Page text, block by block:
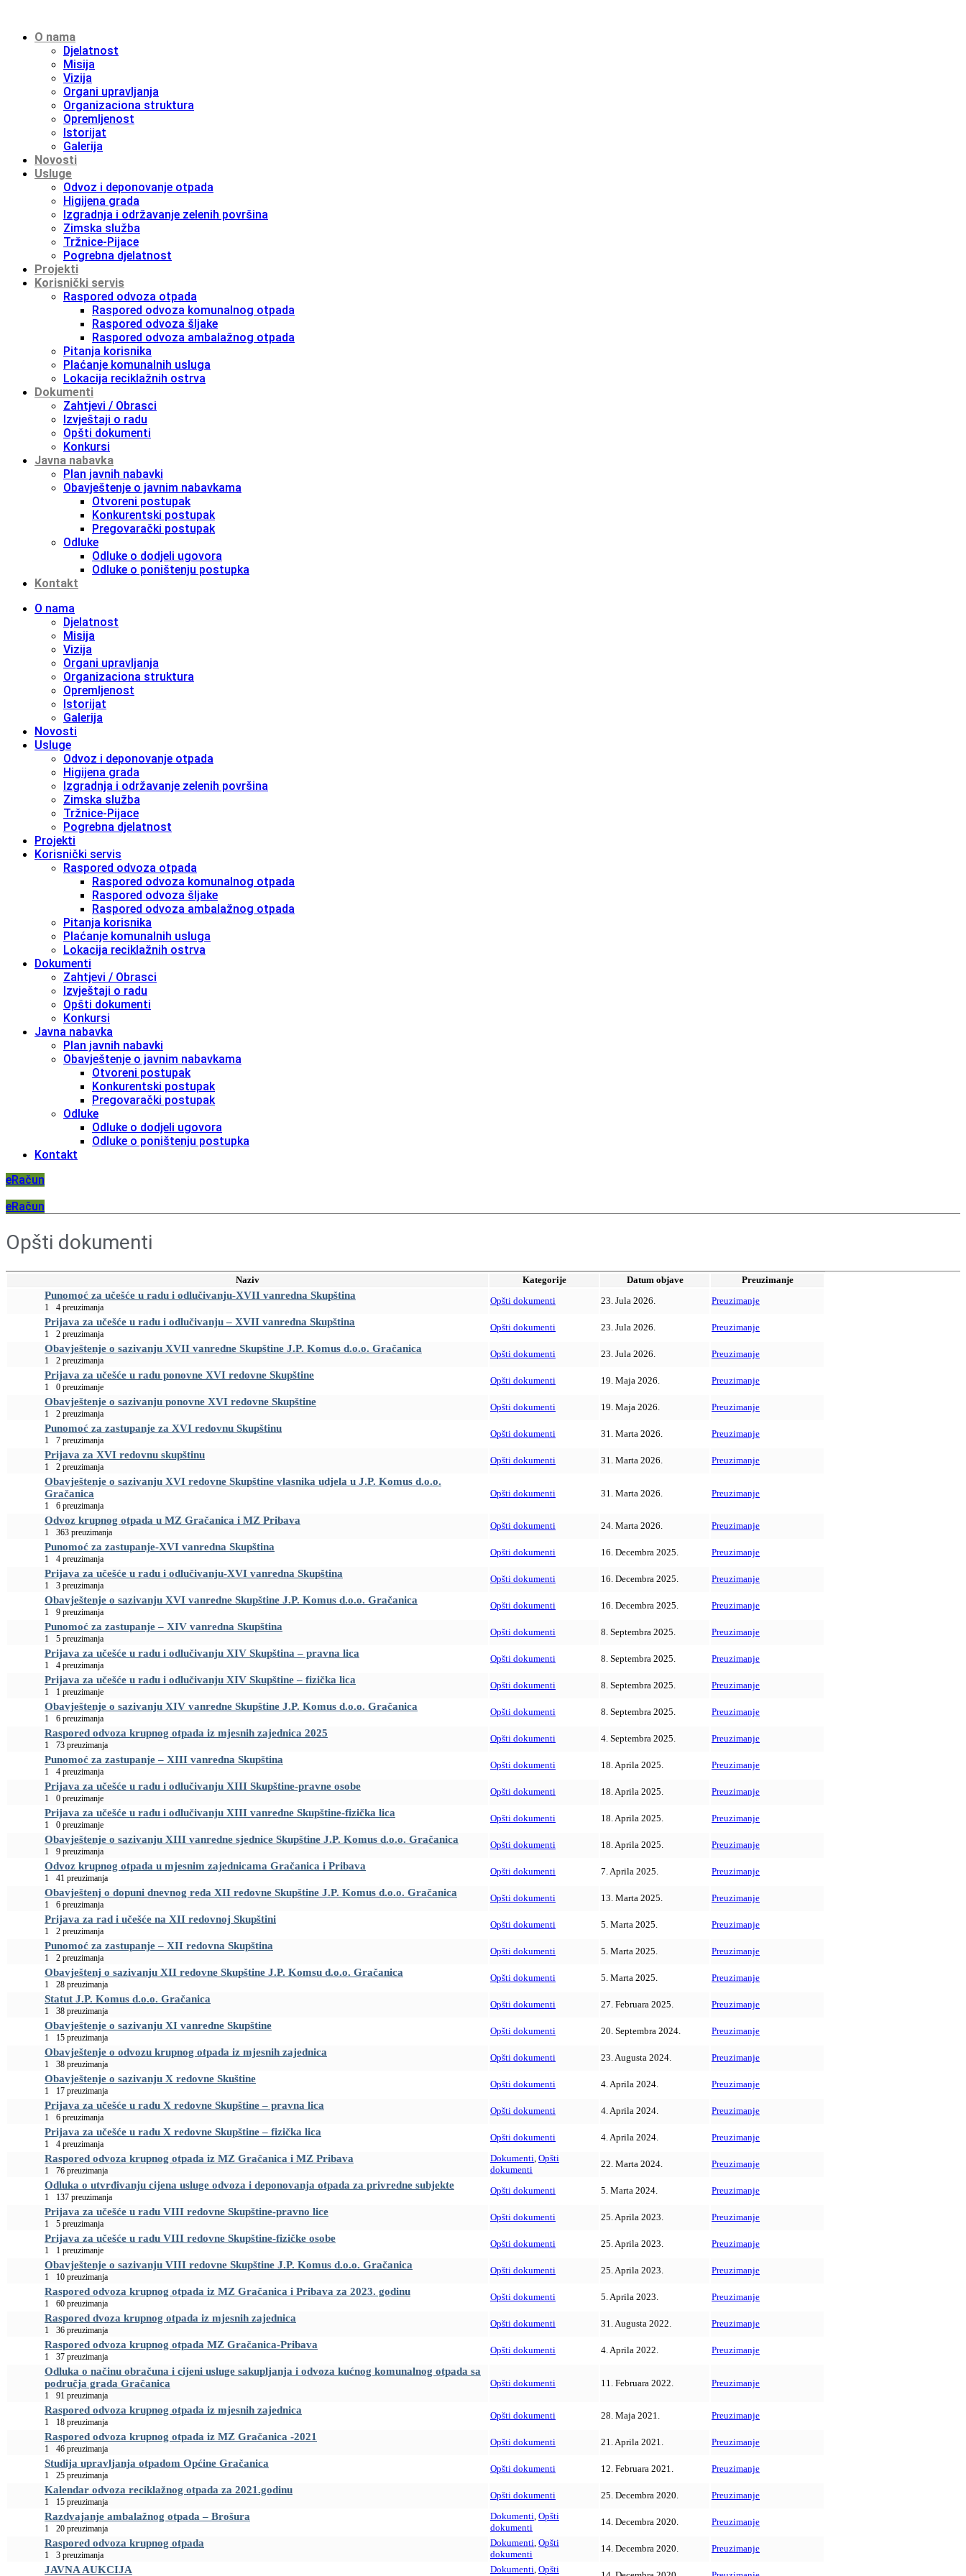
O nama
Djelatnost
Misija
Vizija
Organi upravljanja
Organizaciona struktura
Opremljenost
Istorijat
Galerija
Novosti
Usluge
Odvoz i deponovanje otpada
Higijena grada
Izgradnja i održavanje zelenih površina
Zimska služba
Tržnice-Pijace
Pogrebna djelatnost
Projekti
Korisnički servis
Raspored odvoza otpada
Raspored odvoza komunalnog otpada
Raspored odvoza šljake
Raspored odvoza ambalažnog otpada
Pitanja korisnika
Plaćanje komunalnih usluga
Lokacija reciklažnih ostrva
Dokumenti
Zahtjevi / Obrasci
Izvještaji o radu
Opšti dokumenti
Konkursi
Javna nabavka
Plan javnih nabavki
Obavještenje o javnim nabavkama
Otvoreni postupak
Konkurentski postupak
Pregovarački postupak
Odluke
Odluke o dodjeli ugovora
Odluke o poništenju postupka
Kontakt
O nama
Djelatnost
Misija
Vizija
Organi upravljanja
Organizaciona struktura
Opremljenost
Istorijat
Galerija
Novosti
Usluge
Odvoz i deponovanje otpada
Higijena grada
Izgradnja i održavanje zelenih površina
Zimska služba
Tržnice-Pijace
Pogrebna djelatnost
Projekti
Korisnički servis
Raspored odvoza otpada
Raspored odvoza komunalnog otpada
Raspored odvoza šljake
Raspored odvoza ambalažnog otpada
Pitanja korisnika
Plaćanje komunalnih usluga
Lokacija reciklažnih ostrva
Dokumenti
Zahtjevi / Obrasci
Izvještaji o radu
Opšti dokumenti
Konkursi
Javna nabavka
Plan javnih nabavki
Obavještenje o javnim nabavkama
Otvoreni postupak
Konkurentski postupak
Pregovarački postupak
Odluke
Odluke o dodjeli ugovora
Odluke o poništenju postupka
Kontakt
eRačun
eRačun
Opšti dokumenti
Naziv Kategorije Datum objave Preuzimanje
Punomoć za učešće u radu i odlučivanju-XVII vanredna Skupština
1 4 preuzimanja
Opšti dokumenti 23. Jula 2026. Preuzimanje
Prijava za učešće u radu i odlučivanju – XVII vanredna Skupština
1 2 preuzimanja
Opšti dokumenti 23. Jula 2026. Preuzimanje
Obavještenje o sazivanju XVII vanredne Skupštine J.P. Komus d.o.o. Gračanica
1 2 preuzimanja
Opšti dokumenti 23. Jula 2026. Preuzimanje
Prijava za učešće u radu ponovne XVI redovne Skupštine
1 0 preuzimanje
Opšti dokumenti 19. Maja 2026. Preuzimanje
Obavještenje o sazivanju ponovne XVI redovne Skupštine
1 2 preuzimanja
Opšti dokumenti 19. Maja 2026. Preuzimanje
Punomoć za zastupanje za XVI redovnu Skupštinu
1 7 preuzimanja
Opšti dokumenti 31. Marta 2026. Preuzimanje
Prijava za XVI redovnu skupštinu
1 2 preuzimanja
Opšti dokumenti 31. Marta 2026. Preuzimanje
Obavještenje o sazivanju XVI redovne Skupštine vlasnika udjela u J.P. Komus d.o.o.
Gračanica
1 6 preuzimanja
Opšti dokumenti 31. Marta 2026. Preuzimanje
Odvoz krupnog otpada u MZ Gračanica i MZ Pribava
1 363 preuzimanja
Opšti dokumenti 24. Marta 2026. Preuzimanje
Punomoć za zastupanje-XVI vanredna Skupština
1 4 preuzimanja
Opšti dokumenti 16. Decembra 2025. Preuzimanje
Prijava za učešće u radu i odlučivanju-XVI vanredna Skupština
1 3 preuzimanja
Opšti dokumenti 16. Decembra 2025. Preuzimanje
Obavještenje o sazivanju XVI vanredne Skupštine J.P. Komus d.o.o. Gračanica
1 9 preuzimanja
Opšti dokumenti 16. Decembra 2025. Preuzimanje
Punomoć za zastupanje – XIV vanredna Skupština
1 5 preuzimanja
Opšti dokumenti 8. Septembra 2025. Preuzimanje
Prijava za učešće u radu i odlučivanju XIV Skupština – pravna lica
1 4 preuzimanja
Opšti dokumenti 8. Septembra 2025. Preuzimanje
Prijava za učešće u radu i odlučivanju XIV Skupštine – fizička lica
1 1 preuzimanje
Opšti dokumenti 8. Septembra 2025. Preuzimanje
Obavještenje o sazivanju XIV vanredne Skupštine J.P. Komus d.o.o. Gračanica
1 6 preuzimanja
Opšti dokumenti 8. Septembra 2025. Preuzimanje
Raspored odvoza krupnog otpada iz mjesnih zajednica 2025
1 73 preuzimanja
Opšti dokumenti 4. Septembra 2025. Preuzimanje
Punomoć za zastupanje – XIII vanredna Skupština
1 4 preuzimanja
Opšti dokumenti 18. Aprila 2025. Preuzimanje
Prijava za učešće u radu i odlučivanju XIII Skupštine-pravne osobe
1 0 preuzimanje
Opšti dokumenti 18. Aprila 2025. Preuzimanje
Prijava za učešće u radu i odlučivanju XIII vanredne Skupštine-fizička lica
1 0 preuzimanje
Opšti dokumenti 18. Aprila 2025. Preuzimanje
Obavještenje o sazivanju XIII vanredne sjednice Skupštine J.P. Komus d.o.o. Gračanica
1 9 preuzimanja
Opšti dokumenti 18. Aprila 2025. Preuzimanje
Odvoz krupnog otpada u mjesnim zajednicama Gračanica i Pribava
1 41 preuzimanja
Opšti dokumenti 7. Aprila 2025. Preuzimanje
Obavještenj o dopuni dnevnog reda XII redovne Skupštine J.P. Komus d.o.o. Gračanica
1 6 preuzimanja
Opšti dokumenti 13. Marta 2025. Preuzimanje
Prijava za rad i učešće na XII redovnoj Skupštini
1 2 preuzimanja
Opšti dokumenti 5. Marta 2025. Preuzimanje
Punomoć za zastupanje – XII redovna Skupština
1 2 preuzimanja
Opšti dokumenti 5. Marta 2025. Preuzimanje
Obavještenj o sazivanju XII redovne Skupštine J.P. Komsu d.o.o. Gračanica
1 28 preuzimanja
Opšti dokumenti 5. Marta 2025. Preuzimanje
Statut J.P. Komus d.o.o. Gračanica
1 38 preuzimanja
Opšti dokumenti 27. Februara 2025. Preuzimanje
Obavještenje o sazivanju XI vanredne Skupštine
1 15 preuzimanja
Opšti dokumenti 20. Septembra 2024. Preuzimanje
Obavještenje o odvozu krupnog otpada iz mjesnih zajednica
1 38 preuzimanja
Opšti dokumenti 23. Augusta 2024. Preuzimanje
Obavještenje o sazivanju X redovne Skuštine
1 17 preuzimanja
Opšti dokumenti 4. Aprila 2024. Preuzimanje
Prijava za učešće u radu X redovne Skupštine – pravna lica
1 6 preuzimanja
Opšti dokumenti 4. Aprila 2024. Preuzimanje
Prijava za učešće u radu X redovne Skupštine – fizička lica
1 4 preuzimanja
Opšti dokumenti 4. Aprila 2024. Preuzimanje
Raspored odvoza krupnog otpada iz MZ Gračanica i MZ Pribava
1 76 preuzimanja
Dokumenti, Opšti
dokumenti
22. Marta 2024. Preuzimanje
Odluka o utvrđivanju cijena usluge odvoza i deponovanja otpada za privredne subjekte
1 137 preuzimanja
Opšti dokumenti 5. Marta 2024. Preuzimanje
Prijava za učešće u radu VIII redovne Skupštine-pravno lice
1 5 preuzimanja
Opšti dokumenti 25. Aprila 2023. Preuzimanje
Prijava za učešće u radu VIII redovne Skupštine-fizičke osobe
1 1 preuzimanje
Opšti dokumenti 25. Aprila 2023. Preuzimanje
Obavještenje o sazivanju VIII redovne Skupštine J.P. Komus d.o.o. Gračanica
1 10 preuzimanja
Opšti dokumenti 25. Aprila 2023. Preuzimanje
Raspored odvoza krupnog otpada iz MZ Gračanica i Pribava za 2023. godinu
1 60 preuzimanja
Opšti dokumenti 5. Aprila 2023. Preuzimanje
Raspored dvoza krupnog otpada iz mjesnih zajednica
1 36 preuzimanja
Opšti dokumenti 31. Augusta 2022. Preuzimanje
Raspored odvoza krupnog otpada MZ Gračanica-Pribava
1 37 preuzimanja
Opšti dokumenti 4. Aprila 2022. Preuzimanje
Odluka o načinu obračuna i cijeni usluge sakupljanja i odvoza kućnog komunalnog otpada sa
područja grada Gračanica
1 91 preuzimanja
Opšti dokumenti 11. Februara 2022. Preuzimanje
Raspored odvoza krupnog otpada iz mjesnih zajednica
1 18 preuzimanja
Opšti dokumenti 28. Maja 2021. Preuzimanje
Raspored odvoza krupnog otpada iz MZ Gračanica -2021
1 46 preuzimanja
Opšti dokumenti 21. Aprila 2021. Preuzimanje
Studija upravljanja otpadom Općine Gračanica
1 25 preuzimanja
Opšti dokumenti 12. Februara 2021. Preuzimanje
Kalendar odvoza reciklažnog otpada za 2021.godinu
1 15 preuzimanja
Opšti dokumenti 25. Decembra 2020. Preuzimanje
Razdvajanje ambalažnog otpada – Brošura
1 20 preuzimanja
Dokumenti, Opšti
dokumenti
14. Decembra 2020. Preuzimanje
Raspored odvoza krupnog otpada
1 3 preuzimanja
Dokumenti, Opšti
dokumenti
14. Decembra 2020. Preuzimanje
JAVNA AUKCIJA Dokumenti, Opšti